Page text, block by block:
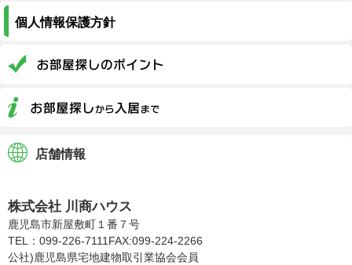
個人情報保護方針
店舗情報
株式会社 川商ハウス
鹿児島市新屋敷町１番７号
TEL：099-226-7111 FAX:099-224-2266
公社)鹿児島県宅地建物取引業協会会員